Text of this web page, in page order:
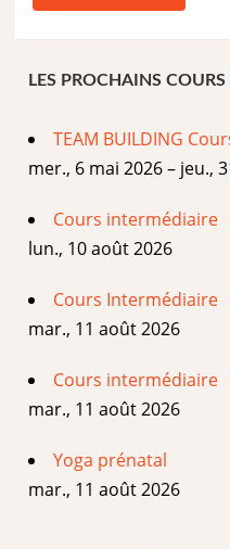
LES PROCHAINS COURS
TEAM BUILDING
mer., 6 mai 2026 – jeu.,
Cours intermédiaire
lun., 10 août 2026
Cours Intermédiaire
mar., 11 août 2026
Cours intermédiaire
mar., 11 août 2026
Yoga prénatal
mar., 11 août 2026